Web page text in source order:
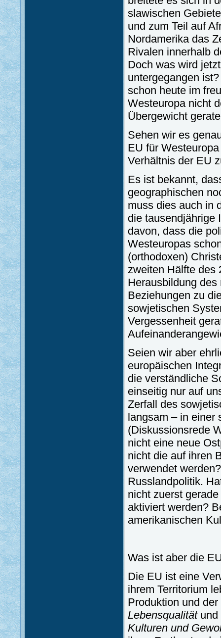
slawischen
und zum Teil auf
Nordamerika das
Rivalen innerhalb
Doch was wird
untergegangen
schon heute im
Westeuropa nicht
Übergewicht
Sehen wir es
EU für
Verhältnis der EU
Es ist bekannt,
geographischen
muss dies auch in
die tausendjährige
davon, dass die
Westeuropas
(orthodoxen)
zweiten Hälfte des
Herausbildung
Beziehungen zu
sowjetischen
Vergessenheit
Seien wir aber
europäischen
die verständliche
einseitig nur auf
Zerfall des
langsam – in einer
(Diskussionsrede
nicht eine neue
nicht die auf ihren
verwendet
Russlandpolitik.
nicht zuerst
aktiviert werden?
amerikanischen
Was ist aber die
Die EU ist eine
ihrem Territorium
Produktion und
Lebensqualitätund
Kulturen und